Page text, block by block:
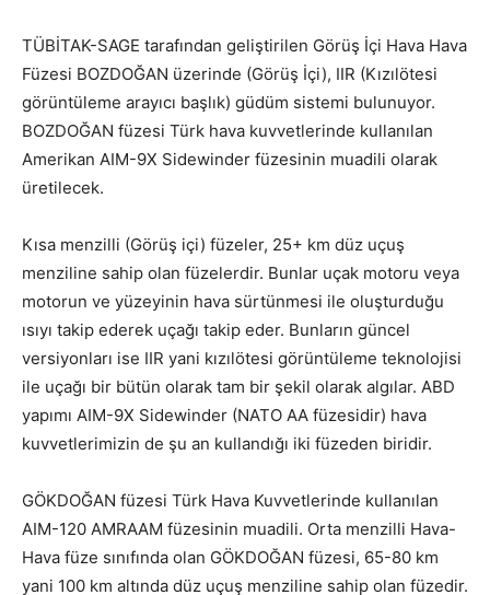
TÜBİTAK-SAGE tarafından geliştirilen Görüş İçi Hava Hava
Füzesi BOZDOĞAN üzerinde (Görüş İçi), IIR (Kızılötesi
görüntüleme arayıcı başlık) güdüm sistemi bulunuyor.
BOZDOĞAN füzesi Türk hava kuvvetlerinde kullanılan
Amerikan AIM-9X Sidewinder füzesinin muadili olarak
üretilecek.
Kısa menzilli (Görüş içi) füzeler, 25+ km düz uçuş
menziline sahip olan füzelerdir. Bunlar uçak motoru veya
motorun ve yüzeyinin hava sürtünmesi ile oluşturduğu
ısıyı takip ederek uçağı takip eder. Bunların güncel
versiyonları ise IIR yani kızılötesi görüntüleme teknolojisi
ile uçağı bir bütün olarak tam bir şekil olarak algılar. ABD
yapımı AIM-9X Sidewinder (NATO AA füzesidir) hava
kuvvetlerimizin de şu an kullandığı iki füzeden biridir.
GÖKDOĞAN füzesi Türk Hava Kuvvetlerinde kullanılan
AIM-120 AMRAAM füzesinin muadili. Orta menzilli Hava-
Hava füze sınıfında olan GÖKDOĞAN füzesi, 65-80 km
yani 100 km altında düz uçuş menziline sahip olan füzedir.